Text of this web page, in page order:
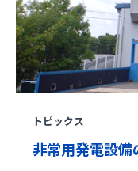
トピックス
非常用発電設備